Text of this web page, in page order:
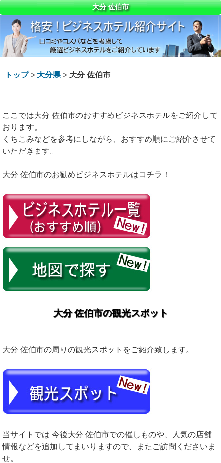
大分 佐伯市
トップ> 大分県 > 大分 佐伯市
ここでは大分 佐伯市のおすすめビジネスホテルをご紹介して
おります。
くちこみなどを参考にしながら、おすすめ順にご紹介させて
いただきます。
大分 佐伯市のお勧めビジネスホテルはコチラ！
大分 佐伯市の観光スポット
大分 佐伯市の周りの観光スポットをご紹介致します。
当サイトでは 今後大分 佐伯市での催しものや、人気の店舗
情報などを追加してまいりますので、またご訪問くださいま
せ。